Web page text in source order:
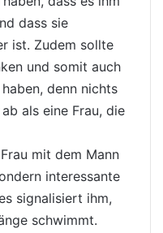
dass sie
ist. Zudem sollte
und somit auch
denn nichts
als eine Frau, die
mit dem Mann
interessante
signalisiert ihm,
schwimmt.